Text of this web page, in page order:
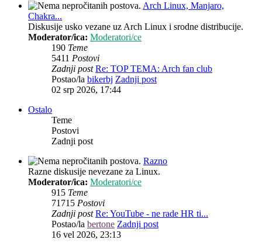
Arch Linux, Manjaro,
Chakra...
Diskusije usko vezane uz Arch Linux i srodne distribucije.
Moderator/ica: Moderatori/ce
190 Teme
5411 Postovi
Zadnji post Re: TOP TEMA: Arch fan club
Postao/la bikerbj Zadnji post
02 srp 2026, 17:44
Ostalo
Teme
Postovi
Zadnji post
Razno
Razne diskusije nevezane za Linux.
Moderator/ica: Moderatori/ce
915 Teme
71715 Postovi
Zadnji post Re: YouTube - ne rade HR ti...
Postao/la bertone Zadnji post
16 vel 2026, 23:13